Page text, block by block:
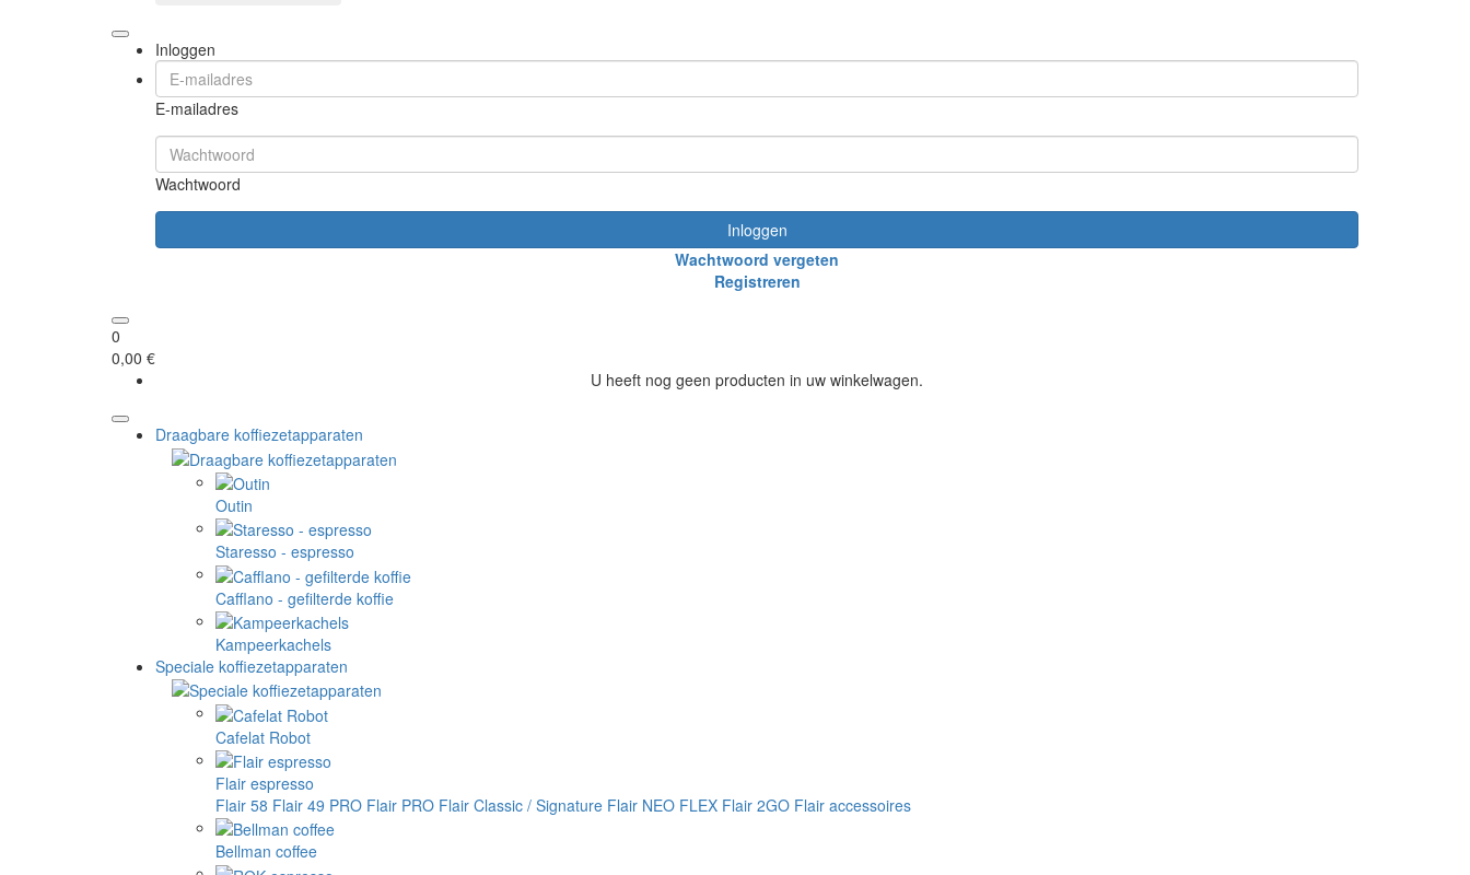
Inloggen
E-mailadres
Wachtwoord
Inloggen
Wachtwoord vergeten
Registreren
0
0,00 €
U heeft nog geen producten in uw winkelwagen.
Draagbare koffiezetapparaten
Outin
Staresso - espresso
Cafflano - gefilterde koffie
Kampeerkachels
Speciale koffiezetapparaten
Cafelat Robot
Flair espresso
Flair 58 Flair 49 PRO Flair PRO Flair Classic / Signature Flair NEO FLEX Flair 2GO Flair accessoires
Bellman coffee